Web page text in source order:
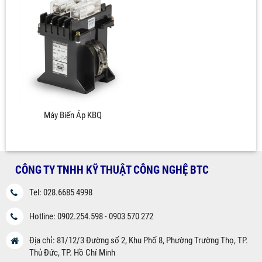
Máy Biến Áp KBQ
CÔNG TY TNHH KỸ THUẬT CÔNG NGHỆ BTC
Tel: 028.6685 4998
Hotline: 0902.254.598 - 0903 570 272
Địa chỉ: 81/12/3 Đường số 2, Khu Phố 8, Phường Trường Thọ, TP.
Thủ Đức, TP. Hồ Chí Minh